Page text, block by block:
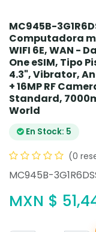
MC945B-
Computadora
WIFI 6E, WAN -
One eSIM, Tipo
4.3", Vibrator,
+ 16MP RF
Standard,
World
En Stock: 5
(0
MC945B-
MXN $